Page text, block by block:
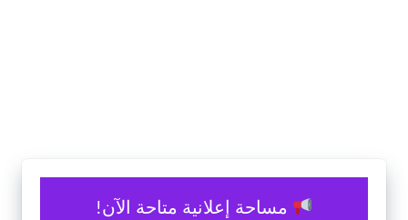
مساحة إعلانية متاحة الآن!